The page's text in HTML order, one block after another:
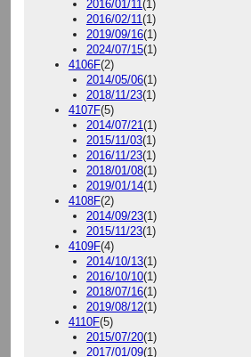
2016/01/11(1)
2016/02/11(1)
2019/09/16(1)
2024/07/15(1)
4106F(2)
2014/05/06(1)
2018/11/23(1)
4107F(5)
2014/07/21(1)
2015/11/03(1)
2016/11/23(1)
2018/01/08(1)
2019/01/14(1)
4108F(2)
2014/09/23(1)
2015/11/23(1)
4109F(4)
2014/10/13(1)
2016/10/10(1)
2018/07/16(1)
2019/08/12(1)
4110F(5)
2015/07/20(1)
2017/01/09(1)